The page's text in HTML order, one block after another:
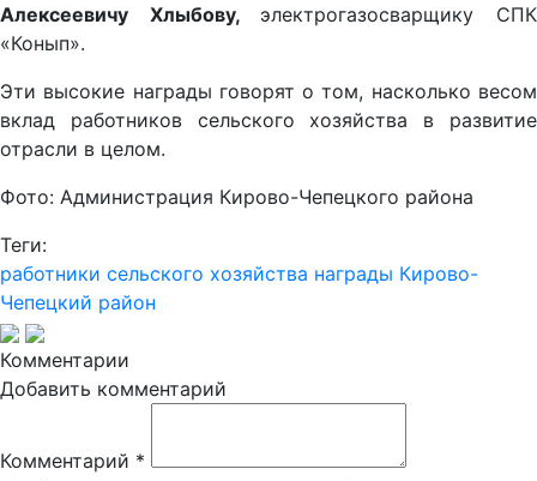
Алексеевичу Хлыбову, электрогазосварщику СПК
«Конып».
Эти высокие награды говорят о том, насколько весом
вклад работников сельского хозяйства в развитие
отрасли в целом.
Фото: Администрация Кирово-Чепецкого района
Теги:
работники сельского хозяйства награды Кирово-
Чепецкий район
Комментарии
Добавить комментарий
Комментарий *